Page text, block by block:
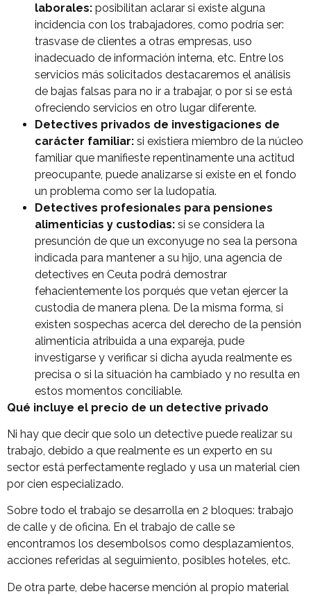
laborales: posibilitan aclarar si existe alguna
incidencia con los trabajadores, como podría ser:
trasvase de clientes a otras empresas, uso
inadecuado de información interna, etc. Entre los
servicios más solicitados destacaremos el análisis
de bajas falsas para no ir a trabajar, o por si se está
ofreciendo servicios en otro lugar diferente.
Detectives privados de investigaciones de
carácter familiar: si existiera miembro de la núcleo
familiar que manifieste repentinamente una actitud
preocupante, puede analizarse si existe en el fondo
un problema como ser la ludopatía.
Detectives profesionales para pensiones
alimenticias y custodias: si se considera la
presunción de que un exconyuge no sea la persona
indicada para mantener a su hijo, una agencia de
detectives en Ceuta podrá demostrar
fehacientemente los porqués que vetan ejercer la
custodia de manera plena. De la misma forma, si
existen sospechas acerca del derecho de la pensión
alimenticia atribuida a una expareja, pude
investigarse y verificar si dicha ayuda realmente es
precisa o si la situación ha cambiado y no resulta en
estos momentos conciliable.
Qué incluye el precio de un detective privado
Ni hay que decir que solo un detective puede realizar su
trabajo, debido a que realmente es un experto en su
sector está perfectamente reglado y usa un material cien
por cien especializado.
Sobre todo el trabajo se desarrolla en 2 bloques: trabajo
de calle y de oficina. En el trabajo de calle se
encontramos los desembolsos como desplazamientos,
acciones referidas al seguimiento, posibles hoteles, etc.
De otra parte, debe hacerse mención al propio material
¿Qué tipo de caso quieres investigar?
*